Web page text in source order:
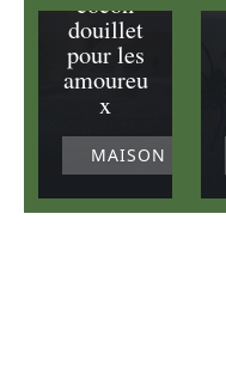
douillet
pour les
amoureu
x
MAISON